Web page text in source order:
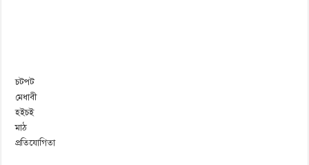
চটপট
মেধাবী
হইচই
মাঠ
প্রতিযোগিতা